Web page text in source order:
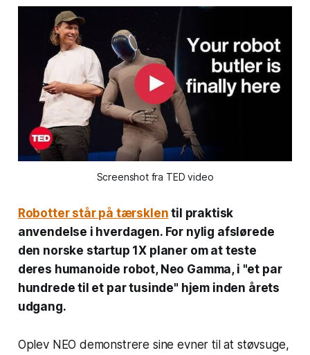
Screenshot fra TED video
Robotter står på tærsklen til praktisk
anvendelse i hverdagen. For nylig afslørede
den norske startup 1X planer om at teste
deres humanoide robot, Neo Gamma, i "et par
hundrede til et par tusinde" hjem inden årets
udgang.
Oplev NEO demonstrere sine evner til at støvsuge,